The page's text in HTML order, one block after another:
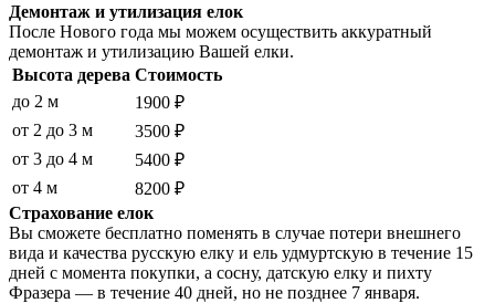
Демонтаж и утилизация елок
После Нового года мы можем осуществить аккуратный
демонтаж и утилизацию Вашей елки.
Высота дерева Стоимость
до 2 м
1900 ₽
от 2 до 3 м
3500 ₽
от 3 до 4 м
5400 ₽
от 4 м
8200 ₽
Страхование елок
Вы сможете бесплатно поменять в случае потери внешнего
вида и качества русскую елку и ель удмуртскую в течение 15
дней с момента покупки, а сосну, датскую елку и пихту
Фразера — в течение 40 дней, но не позднее 7 января.